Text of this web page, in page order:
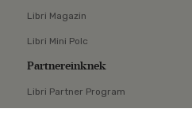
Libri Magazin
Libri Mini Polc
Partnereinknek
Libri Partner Program